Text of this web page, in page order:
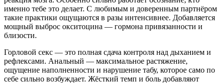
именно тебе это делает. С любимым и доверенным партнёром
такие практики ощущаются в разы интенсивнее. Добавляется
мощный выброс окситоцина — гормона привязанности и
близости.
Горловой секс — это полная сдача контроля над дыханием и
рефлексами. Анальный — максимальное растяжение,
ощущение наполненности и нарушение табу, которое само по
себе сильно возбуждает. Жёсткий темп и боль добавляют